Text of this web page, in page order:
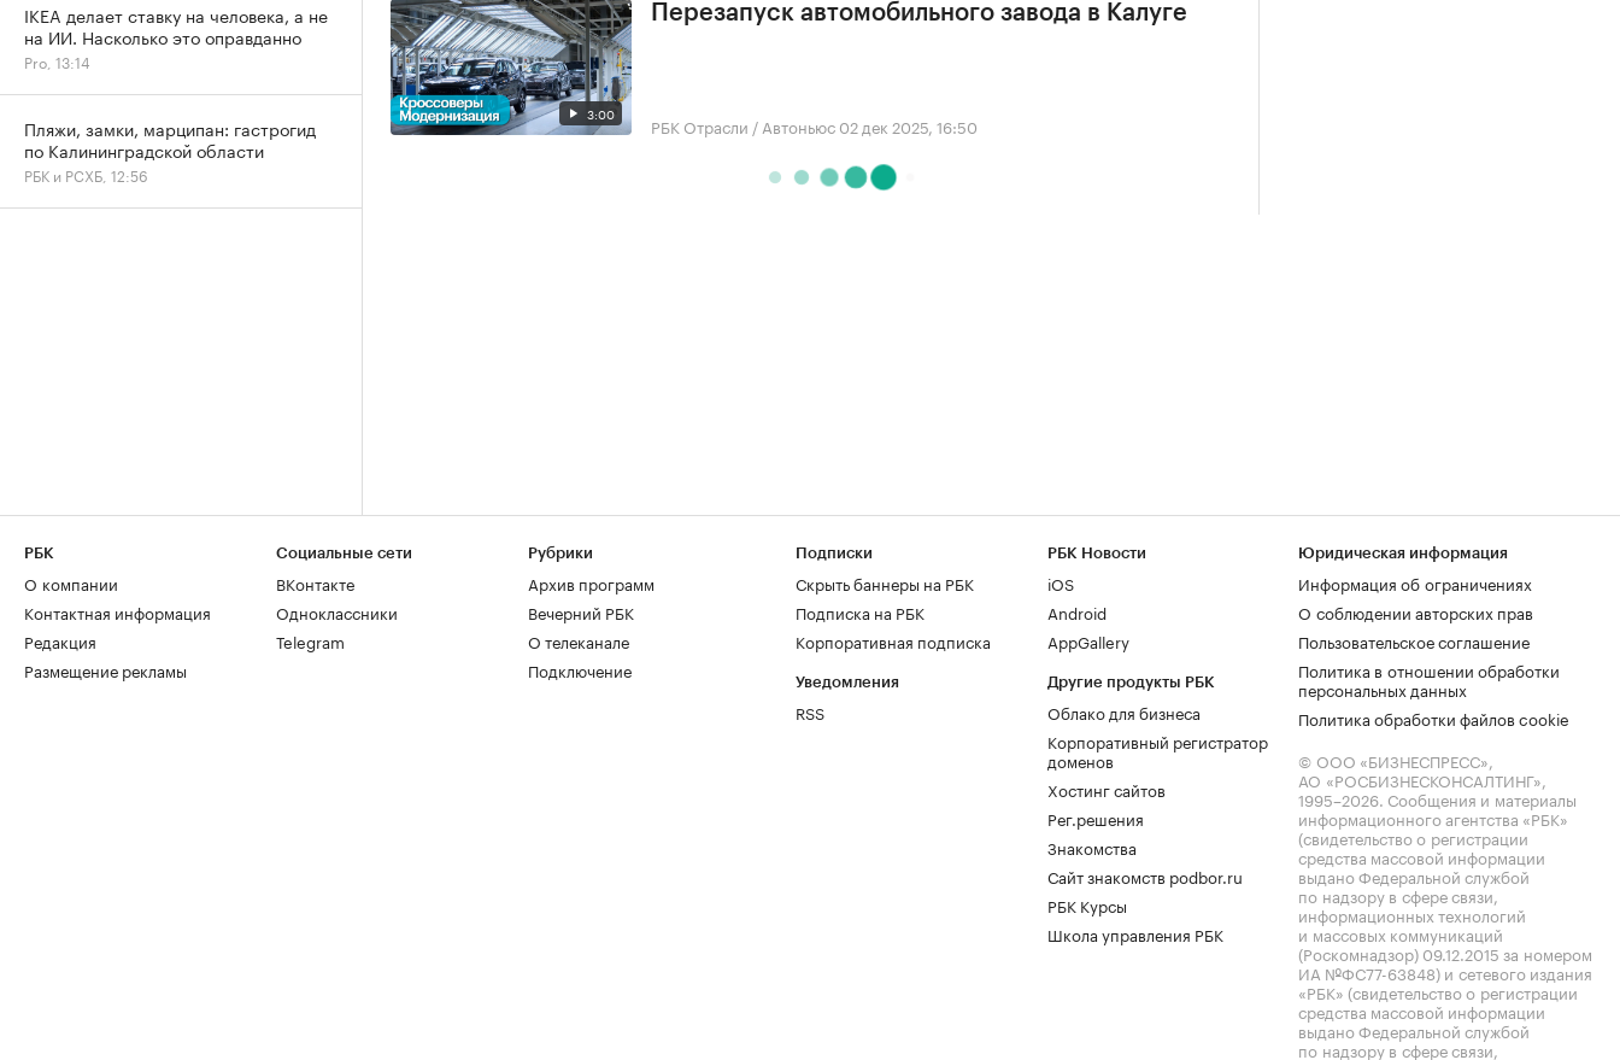
3:00
Перезапуск автомобильного завода в Калуге
РБК Отрасли / Автоньюс 02 дек 2025, 16:50
IKEA делает ставку на человека, а не
на ИИ. Насколько это оправданно
Pro, 13:14
Пляжи, замки, марципан: гастрогид
по Калининградской области
РБК и РСХБ, 12:56
РБК
О компании
Контактная информация
Редакция
Размещение рекламы
Социальные сети
ВКонтакте
Одноклассники
Telegram
Рубрики
Архив программ
Вечерний РБК
О телеканале
Подключение
Подписки
Скрыть баннеры на РБК
Подписка на РБК
Корпоративная подписка
Уведомления
RSS
РБК Новости
iOS
Android
AppGallery
Другие продукты РБК
Облако для бизнеса
Корпоративный регистратор
доменов
Хостинг сайтов
Рег.решения
Знакомства
Сайт знакомств podbor.ru
РБК Курсы
Школа управления РБК
Юридическая информация
Информация об ограничениях
О соблюдении авторских прав
Пользовательское соглашение
Политика в отношении обработки
персональных данных
Политика обработки файлов cookie
© ООО «БИЗНЕСПРЕСС»,
АО «РОСБИЗНЕСКОНСАЛТИНГ»,
1995–2026. Сообщения и материалы
информационного агентства «РБК»
(свидетельство о регистрации
средства массовой информации
выдано Федеральной службой
по надзору в сфере связи,
информационных технологий
и массовых коммуникаций
(Роскомнадзор) 09.12.2015 за номером
ИА №ФС77-63848) и сетевого издания
«РБК» (свидетельство о регистрации
средства массовой информации
выдано Федеральной службой
по надзору в сфере связи,